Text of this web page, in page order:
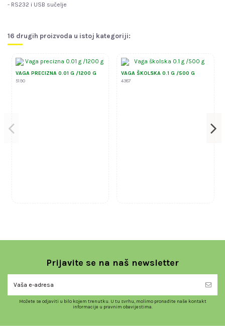
- RS232 i USB sučelje
16 drugih proizvoda u istoj kategoriji:
VAGA PRECIZNA 0.01 G /1200 G
5190
VAGA ŠKOLSKA 0.1 G /500 G
4387
Prijavite se na naš newsletter
Možete se odjaviti u bilo kojem trenutku. U tu svrhu, molimo pronađite naše kontakt
informacije u pravnim obavijestima.